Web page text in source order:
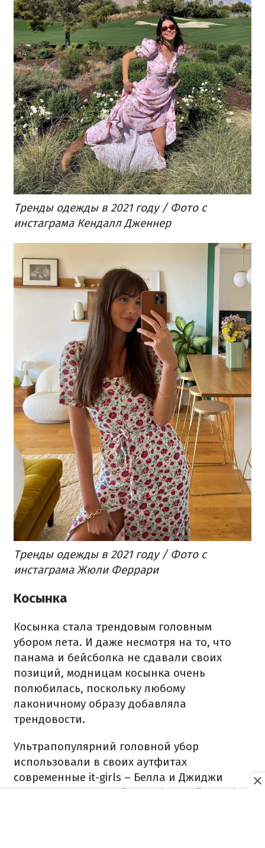
Тренды одежды в 2021 году / Фото с
инстаграма Кендалл Дженнер
Тренды одежды в 2021 году / Фото с
инстаграма Жюли Феррари
Косынка
Косынка стала трендовым головным
убором лета. И даже несмотря на то, что
панама и бейсболка не сдавали своих
позиций, модницам косынка очень
полюбилась, поскольку любому
лаконичному образу добавляла
трендовости.
Ультрапопулярний головной убор
использовали в своих аутфитах
современные it-girls – Белла и Джиджи
Хадид, Дуа Липа, Хейли Бибер, Кайя Гербер,